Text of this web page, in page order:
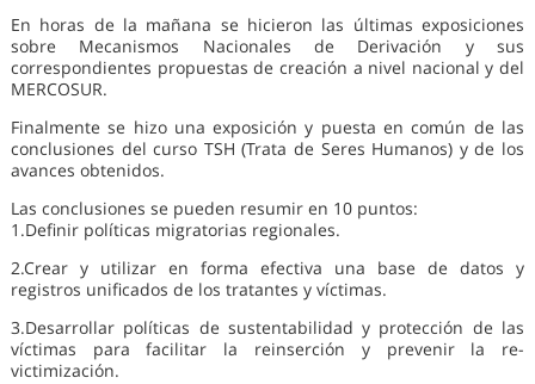
En horas de la mañana se hicieron las últimas exposiciones
sobre Mecanismos Nacionales de Derivación y sus
correspondientes propuestas de creación a nivel nacional y del
MERCOSUR.
Finalmente se hizo una exposición y puesta en común de las
conclusiones del curso TSH (Trata de Seres Humanos) y de los
avances obtenidos.
Las conclusiones se pueden resumir en 10 puntos:
1.Definir políticas migratorias regionales.
2.Crear y utilizar en forma efectiva una base de datos y
registros unificados de los tratantes y víctimas.
3.Desarrollar políticas de sustentabilidad y protección de las
víctimas para facilitar la reinserción y prevenir la re-
victimización.